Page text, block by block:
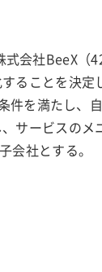
会社BeeX（
ることを決
を満たし、
サービスの
会社とする。